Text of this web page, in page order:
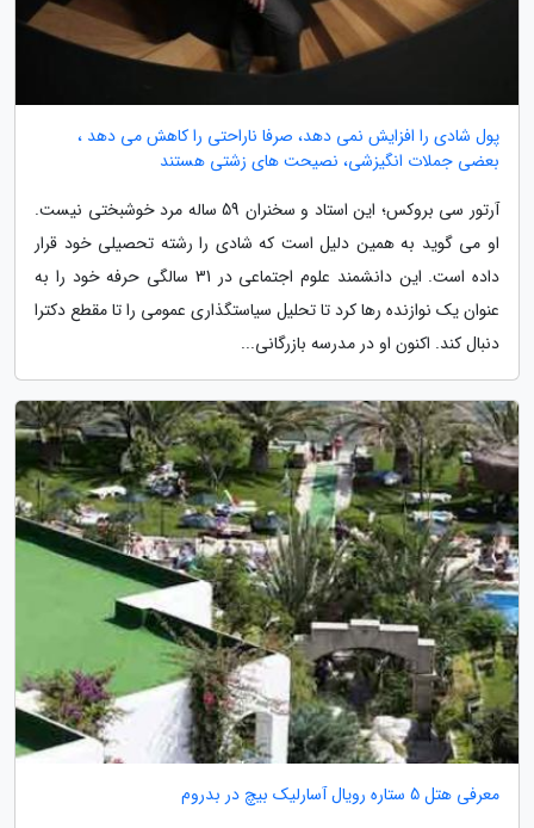
پول شادی را افزایش نمی دهد، صرفا ناراحتی را کاهش می دهد ،
بعضی جملات انگیزشی، نصیحت های زشتی هستند
آرتور سی بروکس؛ این استاد و سخنران 59 ساله مرد خوشبختی نیست.
او می گوید به همین دلیل است که شادی را رشته تحصیلی خود قرار
داده است. این دانشمند علوم اجتماعی در 31 سالگی حرفه خود را به
عنوان یک نوازنده رها کرد تا تحلیل سیاستگذاری عمومی را تا مقطع دکترا
دنبال کند. اکنون او در مدرسه بازرگانی...
معرفی هتل 5 ستاره رویال آسارلیک بیچ در بدروم